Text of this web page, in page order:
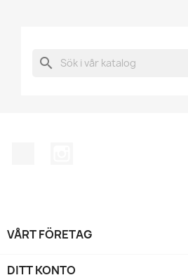
search
VÅRT FÖRETAG
DITT KONTO